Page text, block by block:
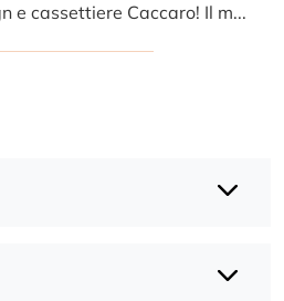
Scopri Comodini design e cassettiere Caccaro! Il modello Anello realizzato in laccato opaco è la soluzione ottimale.